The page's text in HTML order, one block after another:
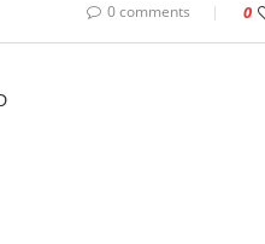
0 comments 0